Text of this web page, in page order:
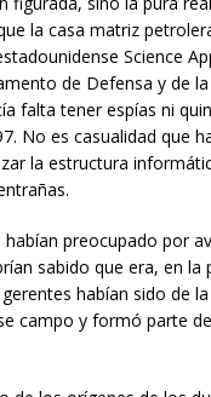
la casa matriz
Science
de Defensa y de
falta tener espías ni
No es casualidad que
la estructura
habían preocupado por
sabido que era, en
habían sido de
campo y formó parte